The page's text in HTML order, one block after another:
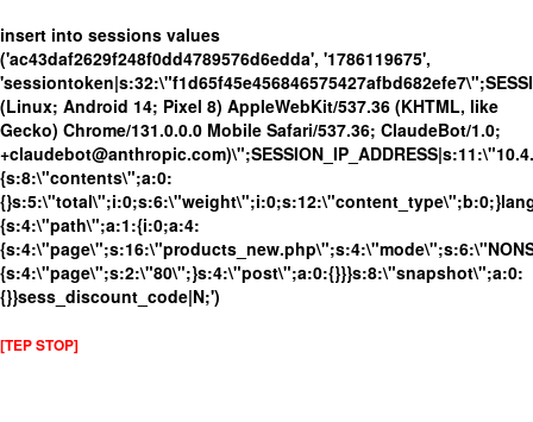
insert into sessions values
('ac43daf2629f248f0dd4789576d6edda', '1786119675',
(Linux; Android 14; Pixel 8) AppleWebKit/537.36 (KHTML, like
Gecko) Chrome/131.0.0.0 Mobile Safari/537.36; ClaudeBot/1.0;
{s:8:\"contents\";a:0:
{s:4:\"path\";a:1:{i:0;a:4:
{s:4:\"page\";s:2:\"80\";}s:4:\"post\";a:0:{}}}s:8:\"snapshot\";a:0:
{}}sess_discount_code|N;')
[TEP STOP]